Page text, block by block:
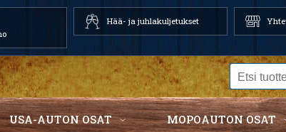
Hää- ja juhlakuljetukset
USA-AUTON OSAT MOPOAUTON OSAT